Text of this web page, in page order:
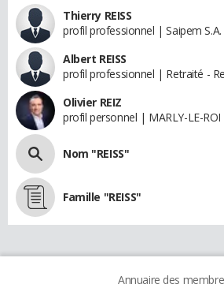
Thierry REISS
profil professionnel | Saipem
Albert REISS
profil professionnel | Retraité -
Olivier REIZ
profil personnel | MARLY-LE-ROI
Nom "REISS"
Famille "REISS"
Annuaire des